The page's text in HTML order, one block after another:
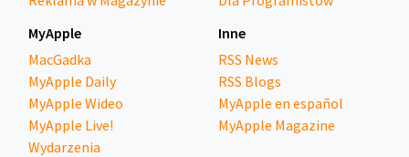
MyApple
MacGadka
MyApple Daily
MyApple Wideo
MyApple Live!
Wydarzenia
Inne
RSS News
RSS Blogs
MyApple en español
MyApple Magazine